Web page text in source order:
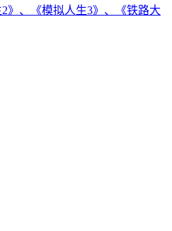
》、《模拟人生3》、《铁路大